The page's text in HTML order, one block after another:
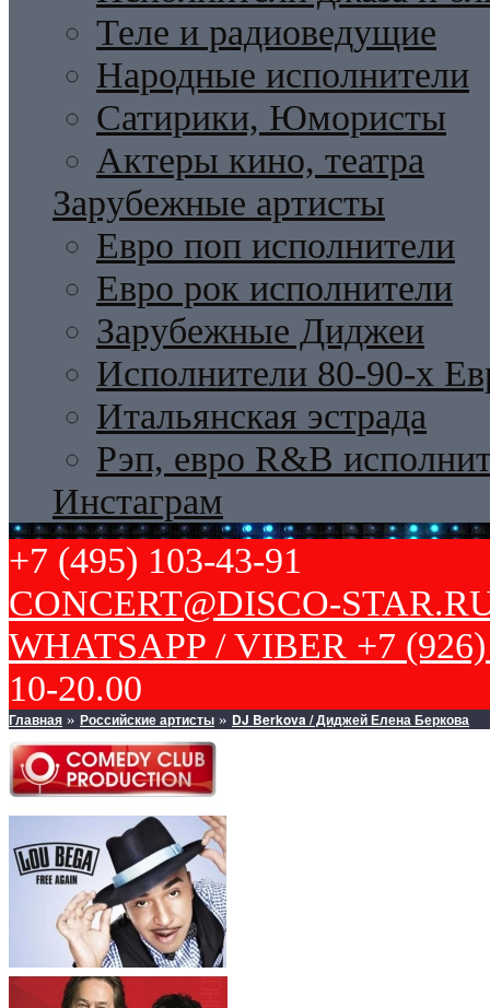
Теле и радиоведущие
Народные исполнители
Сатирики, Юмористы
Актеры кино, театра
Зарубежные артисты
Евро поп исполнители
Евро рок исполнители
Зарубежные Диджеи
Исполнители 80-90-х
Итальянская эстрада
Рэп, евро R&B
Инстаграм
+7 (495) 103-43-91
CONCERT@DISCO-
WHATSAPP / VIBER +7
10-20.00
Главная » Российские артисты » DJ Berkova / Диджей Елена Беркова